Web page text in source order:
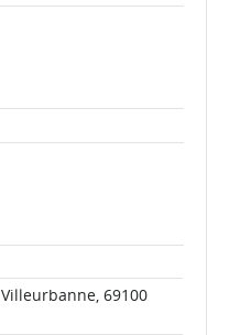
Villeurbanne, 69100